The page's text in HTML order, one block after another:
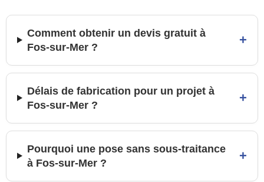
Comment obtenir un devis gratuit à
Fos-sur-Mer ?
+
Délais de fabrication pour un projet à
Fos-sur-Mer ?
+
Pourquoi une pose sans sous-traitance
à Fos-sur-Mer ?
+